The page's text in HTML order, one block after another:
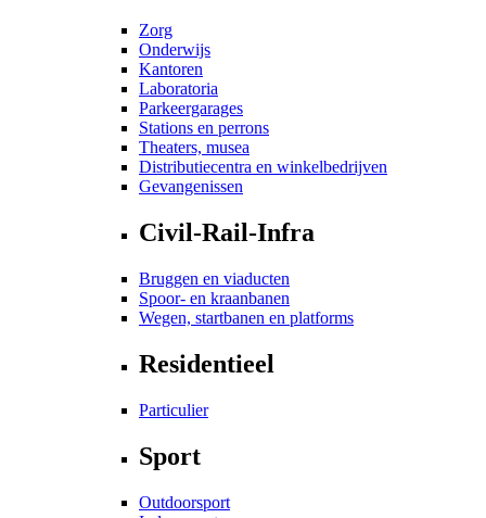
Zorg
Onderwijs
Kantoren
Laboratoria
Parkeergarages
Stations en perrons
Theaters, musea
Distributiecentra en winkelbedrijven
Gevangenissen
Civil-Rail-Infra
Bruggen en viaducten
Spoor- en kraanbanen
Wegen, startbanen en platforms
Residentieel
Particulier
Sport
Outdoorsport